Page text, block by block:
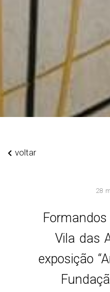
voltar
28
Vila das
exposição